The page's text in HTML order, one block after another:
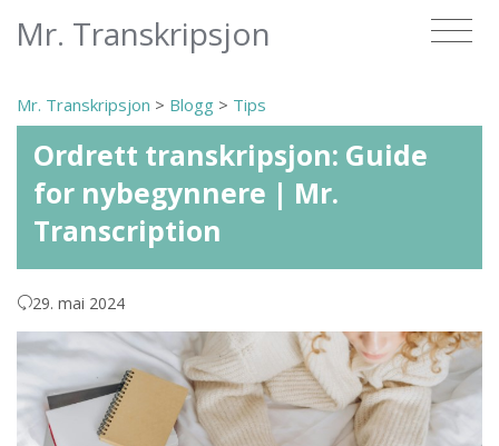
Mr. Transkripsjon
Mr. Transkripsjon > Blogg > Tips
Ordrett transkripsjon: Guide
for nybegynnere | Mr.
Transcription
29. mai 2024